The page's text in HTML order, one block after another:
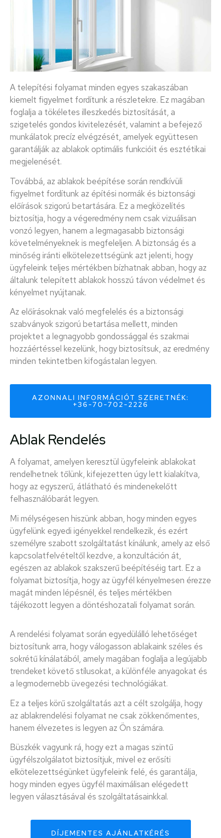
A telepítési folyamat minden egyes szakaszában
kiemelt figyelmet fordítunk a részletekre. Ez magában
foglalja a tökéletes illeszkedés biztosítását, a
szigetelés gondos kivitelezését, valamint a befejező
munkálatok precíz elvégzését, amelyek együttesen
garantálják az ablakok optimális funkcióit és esztétikai
megjelenését.
Továbbá, az ablakok beépítése során rendkívüli
figyelmet fordítunk az építési normák és biztonsági
előírások szigorú betartására. Ez a megközelítés
biztosítja, hogy a végeredmény nem csak vizuálisan
vonzó legyen, hanem a legmagasabb biztonsági
követelményeknek is megfeleljen. A biztonság és a
minőség iránti elkötelezettségünk azt jelenti, hogy
ügyfeleink teljes mértékben bízhatnak abban, hogy az
általunk telepített ablakok hosszú távon védelmet és
kényelmet nyújtanak.
Az előírásoknak való megfelelés és a biztonsági
szabványok szigorú betartása mellett, minden
projektet a legnagyobb gondossággal és szakmai
hozzáértéssel kezelünk, hogy biztosítsuk, az eredmény
minden tekintetben kifogástalan legyen.
AZONNALI INFORMÁCIÓT SZERETNÉK:
+36-70-702-2226
Ablak Rendelés
A folyamat, amelyen keresztül ügyfeleink ablakokat
rendelhetnek tőlünk, kifejezetten úgy lett kialakítva,
hogy az egyszerű, átlátható és mindenekelőtt
felhasználóbarát legyen.
Mi mélységesen hiszünk abban, hogy minden egyes
ügyfelünk egyedi igényekkel rendelkezik, és ezért
személyre szabott szolgáltatást kínálunk, amely az első
kapcsolatfelvételtől kezdve, a konzultáción át,
egészen az ablakok szakszerű beépítéséig tart. Ez a
folyamat biztosítja, hogy az ügyfél kényelmesen érezze
magát minden lépésnél, és teljes mértékben
tájékozott legyen a döntéshozatali folyamat során.
A rendelési folyamat során egyedülálló lehetőséget
biztosítunk arra, hogy válogasson ablakaink széles és
sokrétű kínálatából, amely magában foglalja a legújabb
trendeket követő stílusokat, a különféle anyagokat és
a legmodernebb üvegezési technológiákat.
Ez a teljes körű szolgáltatás azt a célt szolgálja, hogy
az ablakrendelési folyamat ne csak zökkenőmentes,
hanem élvezetes is legyen az Ön számára.
Büszkék vagyunk rá, hogy ezt a magas szintű
ügyfélszolgálatot biztosítjuk, mivel ez erősíti
elkötelezettségünket ügyfeleink felé, és garantálja,
hogy minden egyes ügyfél maximálisan elégedett
legyen választásával és szolgáltatásainkkal.
DÍJEMENTES AJÁNLATKÉRÉS